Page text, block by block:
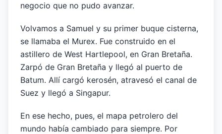
negocio que no pudo avanzar.
Volvamos a Samuel y su primer buque cisterna,
se llamaba el Murex. Fue construido en el
astillero de West Hartlepool, en Gran Bretaña.
Zarpó de Gran Bretaña y llegó al puerto de
Batum. Allí cargó kerosén, atravesó el canal de
Suez y llegó a Singapur.
En ese hecho, pues, el mapa petrolero del
mundo había cambiado para siempre. Por